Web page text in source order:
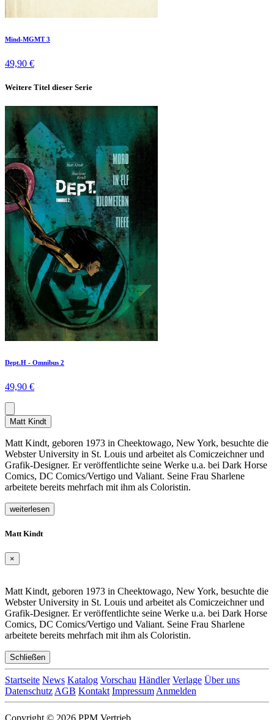
Mind-MGMT 3
49,90 €
Weitere Titel dieser Serie
Dept.H - Omnibus 2
49,90 €
Matt Kindt
Matt Kindt, geboren 1973 in Cheektowago, New York, besuchte die
Webster University in St. Louis und arbeitet als Comiczeichner und
Grafik-Designer. Er veröffentlichte seine Werke u.a. bei Dark Horse
Comics, DC Comics/Vertigo und Valiant. Seine Frau Sharlene
arbeitete bereits mehrfach mit ihm als Coloristin.
weiterlesen
Matt Kindt
×
Matt Kindt, geboren 1973 in Cheektowago, New York, besuchte die
Webster University in St. Louis und arbeitet als Comiczeichner und
Grafik-Designer. Er veröffentlichte seine Werke u.a. bei Dark Horse
Comics, DC Comics/Vertigo und Valiant. Seine Frau Sharlene
arbeitete bereits mehrfach mit ihm als Coloristin.
Schließen
Startseite News Katalog Vorschau Händler Verlage Über uns
Datenschutz AGB Kontakt Impressum Anmelden